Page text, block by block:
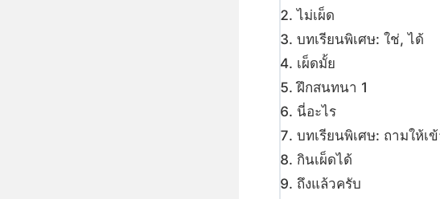
ไม่เผ็ด
บทเรียนพิเศษ: ใช่, ได้
เผ็ดมั้ย
ฝึกสนทนา 1
นี่อะไร
บทเรียนพิเศษ: ถามให้เข้
กินเผ็ดได้
ถึงแล้วครับ